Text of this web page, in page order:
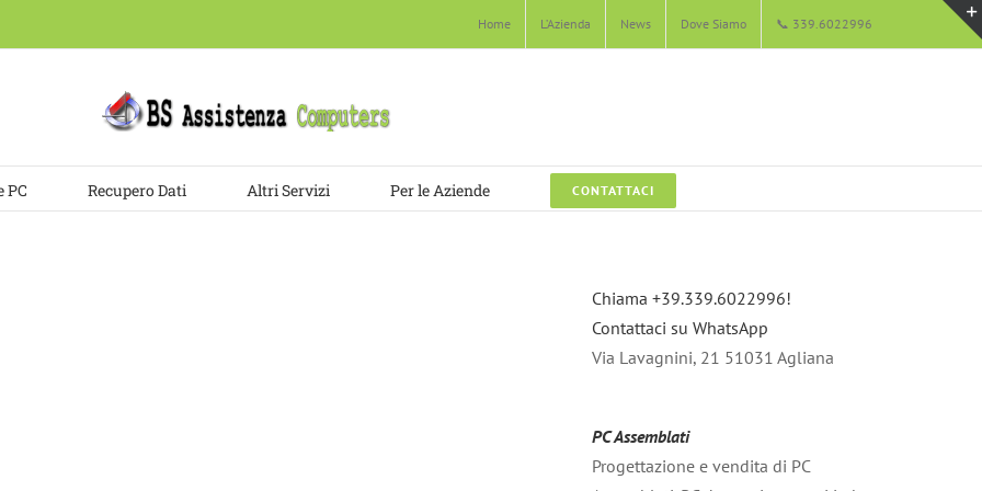
Home L’Azienda News Dove Siamo 📞 339.6022996
PC Recupero Dati Altri Servizi Per le Aziende CONTATTACI
Chiama +39.339.6022996!
Contattaci su WhatsApp
Via Lavagnini, 21 51031 Agliana
PC Assemblati
Progettazione e vendita di PC